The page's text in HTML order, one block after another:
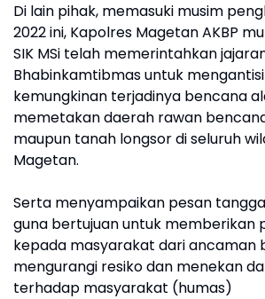
Di lain pihak, memasuki musim
2022 ini, Kapolres Magetan AKBP
SIK MSi telah memerintahkan
Bhabinkamtibmas untuk
kemungkinan terjadinya bencana
memetakan daerah rawan
maupun tanah longsor di seluruh
Magetan.
Serta menyampaikan pesan
guna bertujuan untuk memberikan
kepada masyarakat dari ancaman
mengurangi resiko dan menekan
terhadap masyarakat (humas)